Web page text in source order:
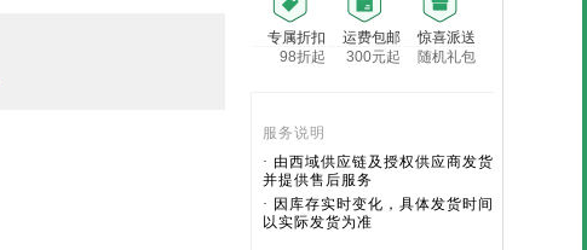
专属折扣
98折起
运费包邮
300元起
惊喜派送
随机礼包
服务说明
· 由西域供应链及授权供应商发货
并提供售后服务
· 因库存实时变化，具体发货时间
以实际发货为准